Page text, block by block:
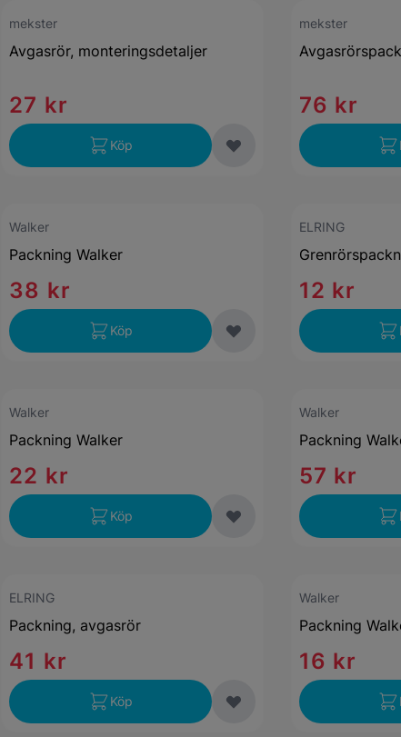
mekster
Avgasrör, monteringsdetaljer
27 kr
Köp
mekster
76 kr
Walker
Packning Walker
38 kr
Köp
ELRING
12 kr
Walker
Packning Walker
22 kr
Köp
Walker
Packning
57 kr
ELRING
Packning, avgasrör
41 kr
Köp
Walker
Packning
16 kr